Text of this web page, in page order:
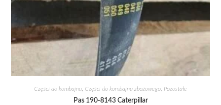
Części do kombajnu Części do kombajnu zbożowego Pozostałe
Pas 190-8143 Caterpillar